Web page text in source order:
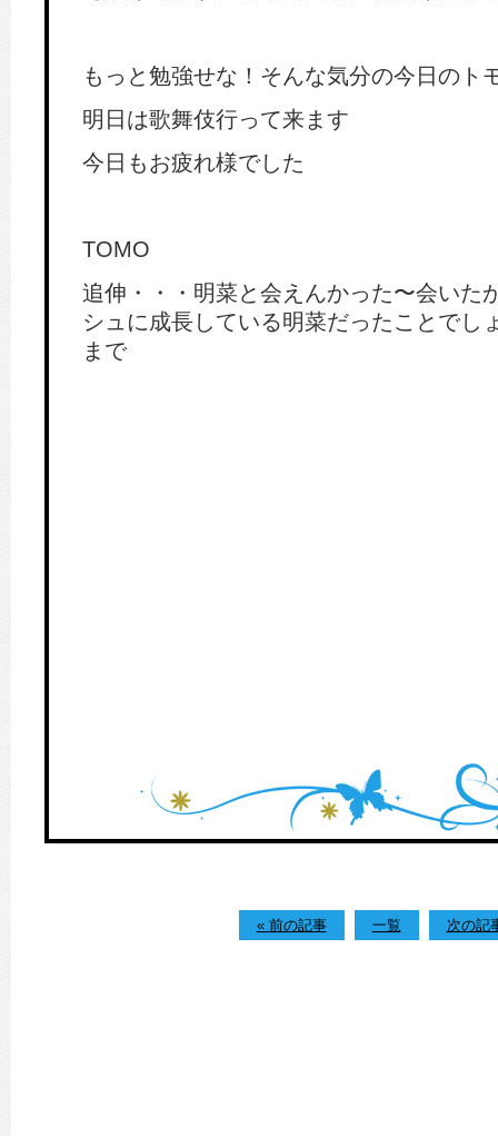
もっと勉強せな！そんな気分の今日のト
明日は歌舞伎行って来ます
今日もお疲れ様でした
TOMO
追伸・・・明菜と会えんかった〜会いた
シュに成長している明菜だったことでし
まで
« 前の記事 一覧 次の記